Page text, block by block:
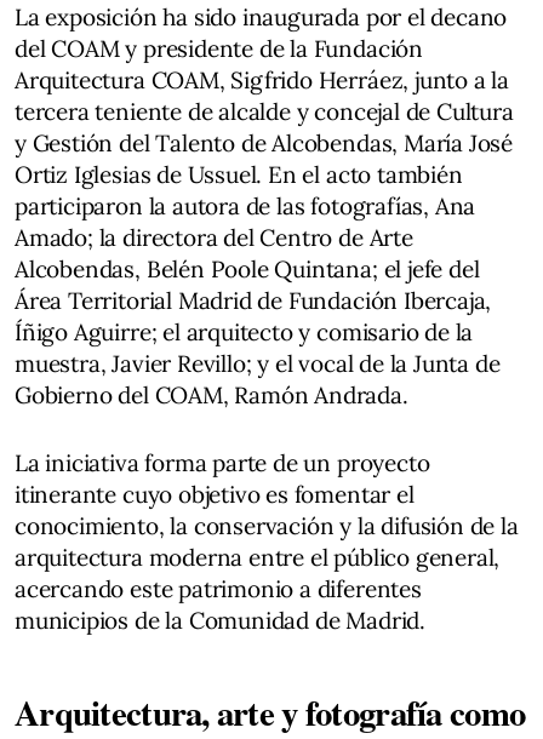
La exposición ha sido inaugurada por el decano
del COAM y presidente de la Fundación
Arquitectura COAM, Sigfrido Herráez, junto a la
tercera teniente de alcalde y concejal de Cultura
y Gestión del Talento de Alcobendas, María José
Ortiz Iglesias de Ussuel. En el acto también
participaron la autora de las fotografías, Ana
Amado; la directora del Centro de Arte
Alcobendas, Belén Poole Quintana; el jefe del
Área Territorial Madrid de Fundación Ibercaja,
Íñigo Aguirre; el arquitecto y comisario de la
muestra, Javier Revillo; y el vocal de la Junta de
Gobierno del COAM, Ramón Andrada.
La iniciativa forma parte de un proyecto
itinerante cuyo objetivo es fomentar el
conocimiento, la conservación y la difusión de la
arquitectura moderna entre el público general,
acercando este patrimonio a diferentes
municipios de la Comunidad de Madrid.
Arquitectura, arte y fotografía como